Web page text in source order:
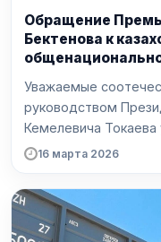
Обращение
Бектенова к
Уважаемые
руководством
Кемелевича Токаева
16 марта 2026